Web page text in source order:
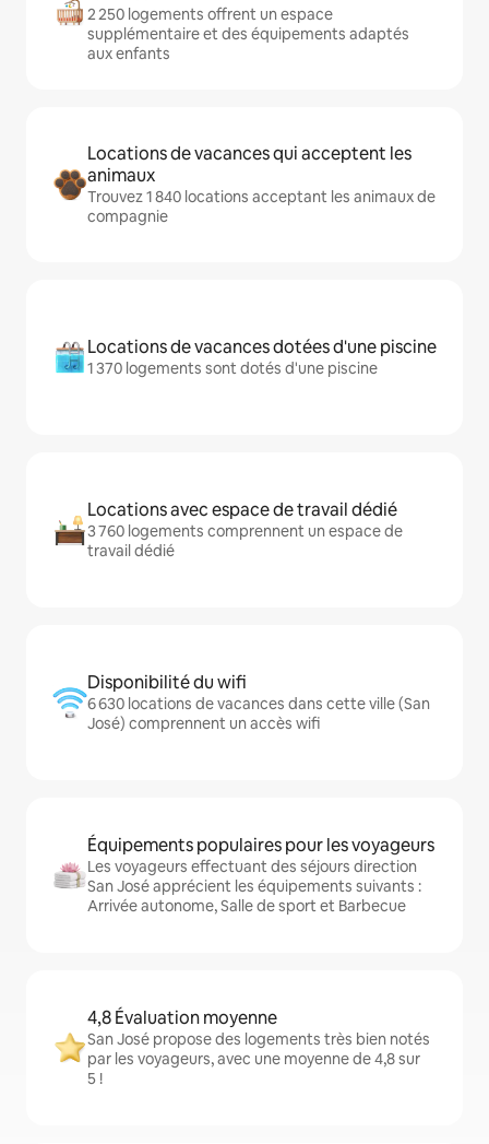
2 250 logements offrent un espace
supplémentaire et des équipements adaptés
aux enfants
Locations de vacances qui acceptent les
animaux
Trouvez 1 840 locations acceptant les animaux de
compagnie
Locations de vacances dotées d'une piscine
1 370 logements sont dotés d'une piscine
Locations avec espace de travail dédié
3 760 logements comprennent un espace de
travail dédié
Disponibilité du wifi
6 630 locations de vacances dans cette ville (San
José) comprennent un accès wifi
Équipements populaires pour les voyageurs
Les voyageurs effectuant des séjours direction
San José apprécient les équipements suivants :
Arrivée autonome, Salle de sport et Barbecue
4,8 Évaluation moyenne
San José propose des logements très bien notés
par les voyageurs, avec une moyenne de 4,8 sur
5 !